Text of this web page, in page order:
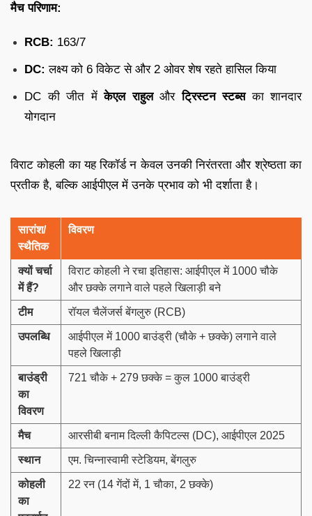
मैच परिणाम:
RCB: 163/7
DC: लक्ष्य को 6 विकेट से और 2 ओवर शेष रहते हासिल किया
DC की जीत मेंकेएल राहुलऔरट्रिस्टन स्टब्सका शानदार
योगदान
विराट कोहली का यह रिकॉर्ड न केवल उनकी निरंतरता और श्रेष्ठता का
प्रतीक है, बल्कि आईपीएल में उनके प्रभाव को भी दर्शाता है।
सारांश/
स्थैतिक
विवरण
क्यों चर्चा
में हैं?
विराट कोहली ने रचा इतिहास: आईपीएल में 1000 चौके
और छक्के लगाने वाले पहले खिलाड़ी बने
टीम रॉयल चैलेंजर्स बेंगलुरु (RCB)
उपलब्धि
आईपीएल में 1000 बाउंड्री (चौके + छक्के) लगाने वाले
पहले खिलाड़ी
बाउंड्री
का
विवरण
721 चौके + 279 छक्के = कुल 1000 बाउंड्री
मैच आरसीबी बनाम दिल्ली कैपिटल्स (DC), आईपीएल 2025
स्थान एम. चिन्नास्वामी स्टेडियम, बेंगलुरु
कोहली
का
22 रन (14 गेंदों में, 1 चौका, 2 छक्के)